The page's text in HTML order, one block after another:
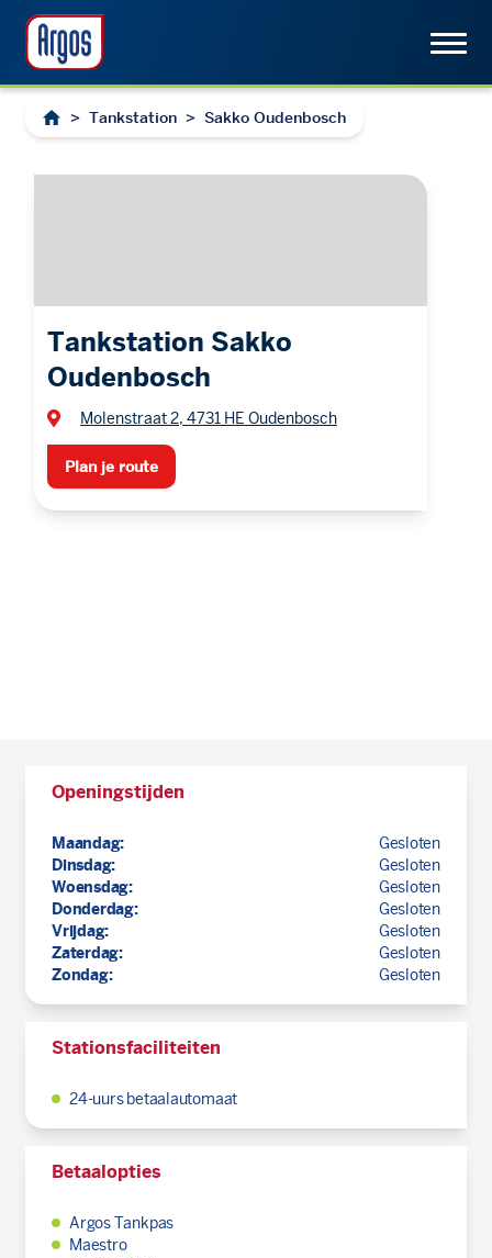
> Tankstation > Sakko Oudenbosch
Tankstation Sakko
Oudenbosch
Molenstraat 2, 4731 HE Oudenbosch
Plan je route
Openingstijden
Maandag:
Gesloten
Dinsdag:
Gesloten
Woensdag:
Gesloten
Donderdag:
Gesloten
Vrijdag:
Gesloten
Zaterdag:
Gesloten
Zondag:
Gesloten
Stationsfaciliteiten
24-uurs betaalautomaat
Betaalopties
Argos Tankpas
Maestro